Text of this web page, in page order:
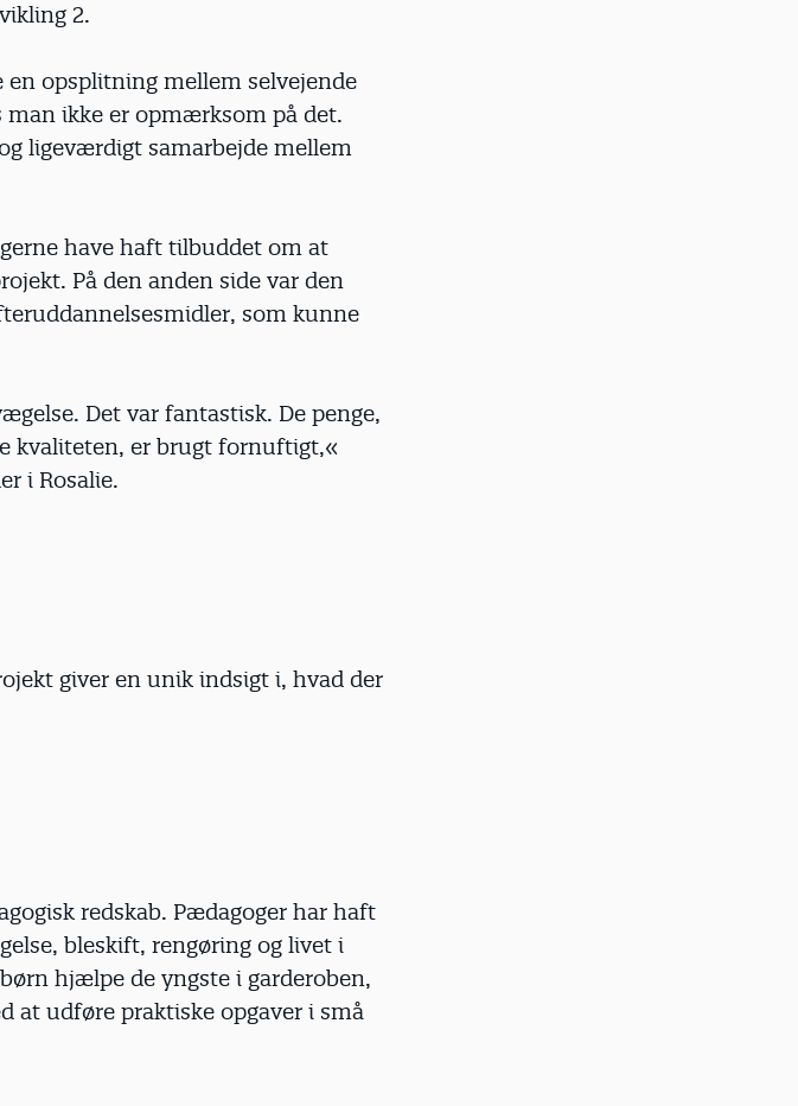
2.
en opsplitning mellem selvejende
ikke er opmærksom på det.
ligeværdigt samarbejde mellem
have haft tilbuddet om at
På den anden side var den
som kunne
Det var fantastisk. De penge,
kvaliteten, er brugt fornuftigt,«
i Rosalie.
giver en unik indsigt i, hvad der
redskab. Pædagoger har haft
bleskift, rengøring og livet i
hjælpe de yngste i garderoben,
at udføre praktiske opgaver i små